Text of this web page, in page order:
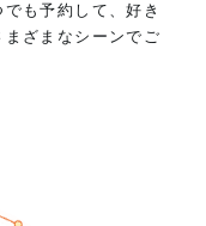
も予約して、好き
ざまなシーンでご